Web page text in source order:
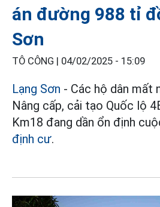
án đường 988 tỉ
Sơn
TÔ CÔNG | 04/02/2025 - 15:09
Lạng Sơn - Các hộ dân mất
Nâng cấp, cải tạo Quốc lộ
Km18 đang dần ổn định
định cư.